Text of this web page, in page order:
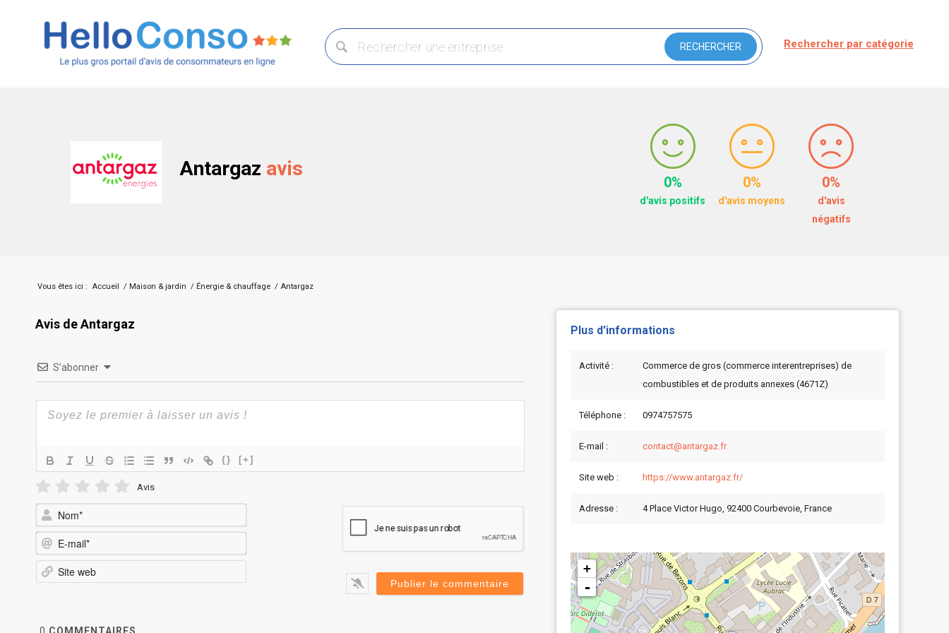
Rechercher par catégorie
Antargaz avis
0%
d'avis positifs
0%
d'avis moyens
0%
d'avis
négatifs
Vous êtes ici : Accueil / Maison & jardin / Énergie & chauffage / Antargaz
Avis de Antargaz
S’abonner
{} [+]
Avis
mail*
Plus d'informations
Activité :
Commerce de gros (commerce interentreprises) de
combustibles et de produits annexes (4671Z)
Téléphone : 0974757575
E-mail : contact@antargaz.fr
Site web : https://www.antargaz.fr/
Adresse : 4 Place Victor Hugo, 92400 Courbevoie, France
+
-